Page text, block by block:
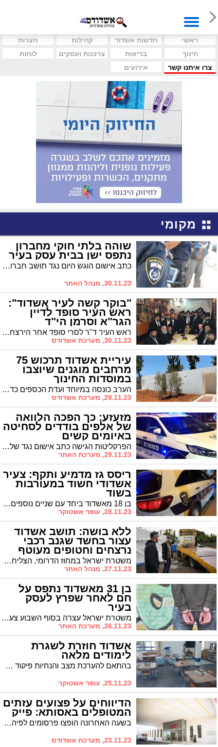
ראשי חדשות אשדוד קהילות
חצרות
חינוך
בריאות צרכנות ועסקים
לוחות
צרו איתנו קשר
אירועים
מקומי
שוהה בלתי חוקי מחברון
נתפס ישן בבית עסק בעיר
כתב אישום הוגש היום נגד תושב חברון, שעל פי האישום נגדו, שהה בשנה האחרונה בישראל מבלי שיש לו אישורי כניסה. הוא נתפס לפני כיומיים על שוטרי תחנת המשטרה באשדוד, כשהוא ישן בבית עסק בעיר
30.11.23, מנהל האתר
"בוקר קשה לעיר אשדוד":
ראש העיר סופד לדיין
הגר"א וסרמן הי"ד
ראש העיר ד"ר לסרי סופד אחר הירצחו של הדיין הגר"א וסרמן הי"ד: "המרצחים הנתעבים לא חיפשו דבר אלא דמויות יהודיות לטבוח בהם"
30.11.23, מערכת אשדודס
עיריית אשדוד תרכוש 75
מרחבים מוגנים שיוצבו
במוסדות החינוך
הערב כונסה במיוחד ועדת הכספים כדי לאשר את התקציב בסך 25 מיליון שקל כדי שאפשר יהיה לצאת במידי למכרז ספקים. זמן ההצבה המוערך מרגע הרכישה: כחודש ימים. לסרי: "לתת מענה מיטבי לביטחון התושבים ובמיוחד לילדי העיר ולצוותים החינוכיים"
29.11.23, מערכת אשדודס
מזעזע: כך הפכה הלוואה
של אלפים בודדים לסחיטה
באיומים קשים
הפרקליטות הגישה כתב אישום נגד שלושה תושבי אשדוד שנחשדו בסחיטה באיומים של לווים בשוק האפור, לאחר שאלו לא הצליחו לעמוד בהחזר הריביות שהתחייבו לו: "נשב בסלון של ההורים שלך" - הם איימו על אחד הלווים
29.11.23, מערכת האתר
ריסס גז מדמיע ותקף: צעיר
אשדודי חשוד במעורבות
בשוד
בן 18 מאשדוד ביחד עם שניים נוספים, ביצע שוד של קורקינט חשמלי ואופניים חשמליים מנער שהציע למכירה את הקורקינט באינטרנט. השלושה קבעו איתו וכאשר הגיע עם חבריו, תקפו אותם ושדדו את האופניים והקורקינט. מעצרם הוארך בבית המשפט
28.11.23, עופר אשטוקר
ללא בושה: תושב אשדוד
עצור בחשד שגנב רכבי
נרצחים וחטופים מעוטף
עזה משטרת ישראל במחוז הדרומי, הצליחה לעצור כנופייה של חמישה חשודים, ביניהם תושב אשדוד, אשר גנבה רכבים של משפחות מעוטף עזה, אשר חלקן נרצחו ואף נחטפו על ידי החמאס
27.11.23, מנהל האתר
בן 31 מאשדוד נתפס על
חם לאחר שפרץ לעסק
בעיר
משטרת ישראל עצרה בסוף השבוע צעיר שפרץ לעסק באשדוד, לאחר שהסתתר במקום וניסה להימלט. המשטרה מבקשת להאריך את מעצרו
26.11.23, מערכת האתר
אשדוד חוזרת לשגרת
לימודים מלאה
בהתאם להערכת מצב והנחיות פיקוד העורף, מחר אשדוד חוזרת לשגרת לימודים מלאה - במידה והפסקת האש תופר, תתקבל החלטה נוספת בעניין
25.11.23, עופר אשטוקר
הדיווחים על פצועים עזתים
המטופלים באסותא: פייק
בשעה האחרונה הופצו פרסומים לפיהם ילדים עזתים זוכים לטיפול בביה"ח. אך כבר בתמונות נראה שלא מדובר באסותא
23.11.23, מערכת אשדודס